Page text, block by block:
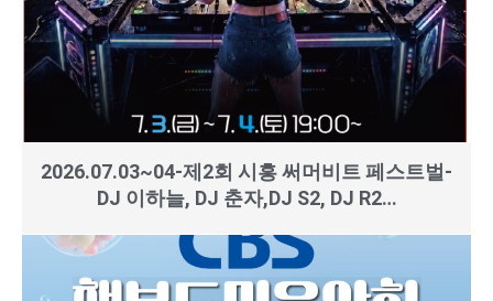
2026.07.03~04-제2회 시흥 써머비트 페스트벌-
DJ 이하늘, DJ 춘자,DJ S2, DJ R2…